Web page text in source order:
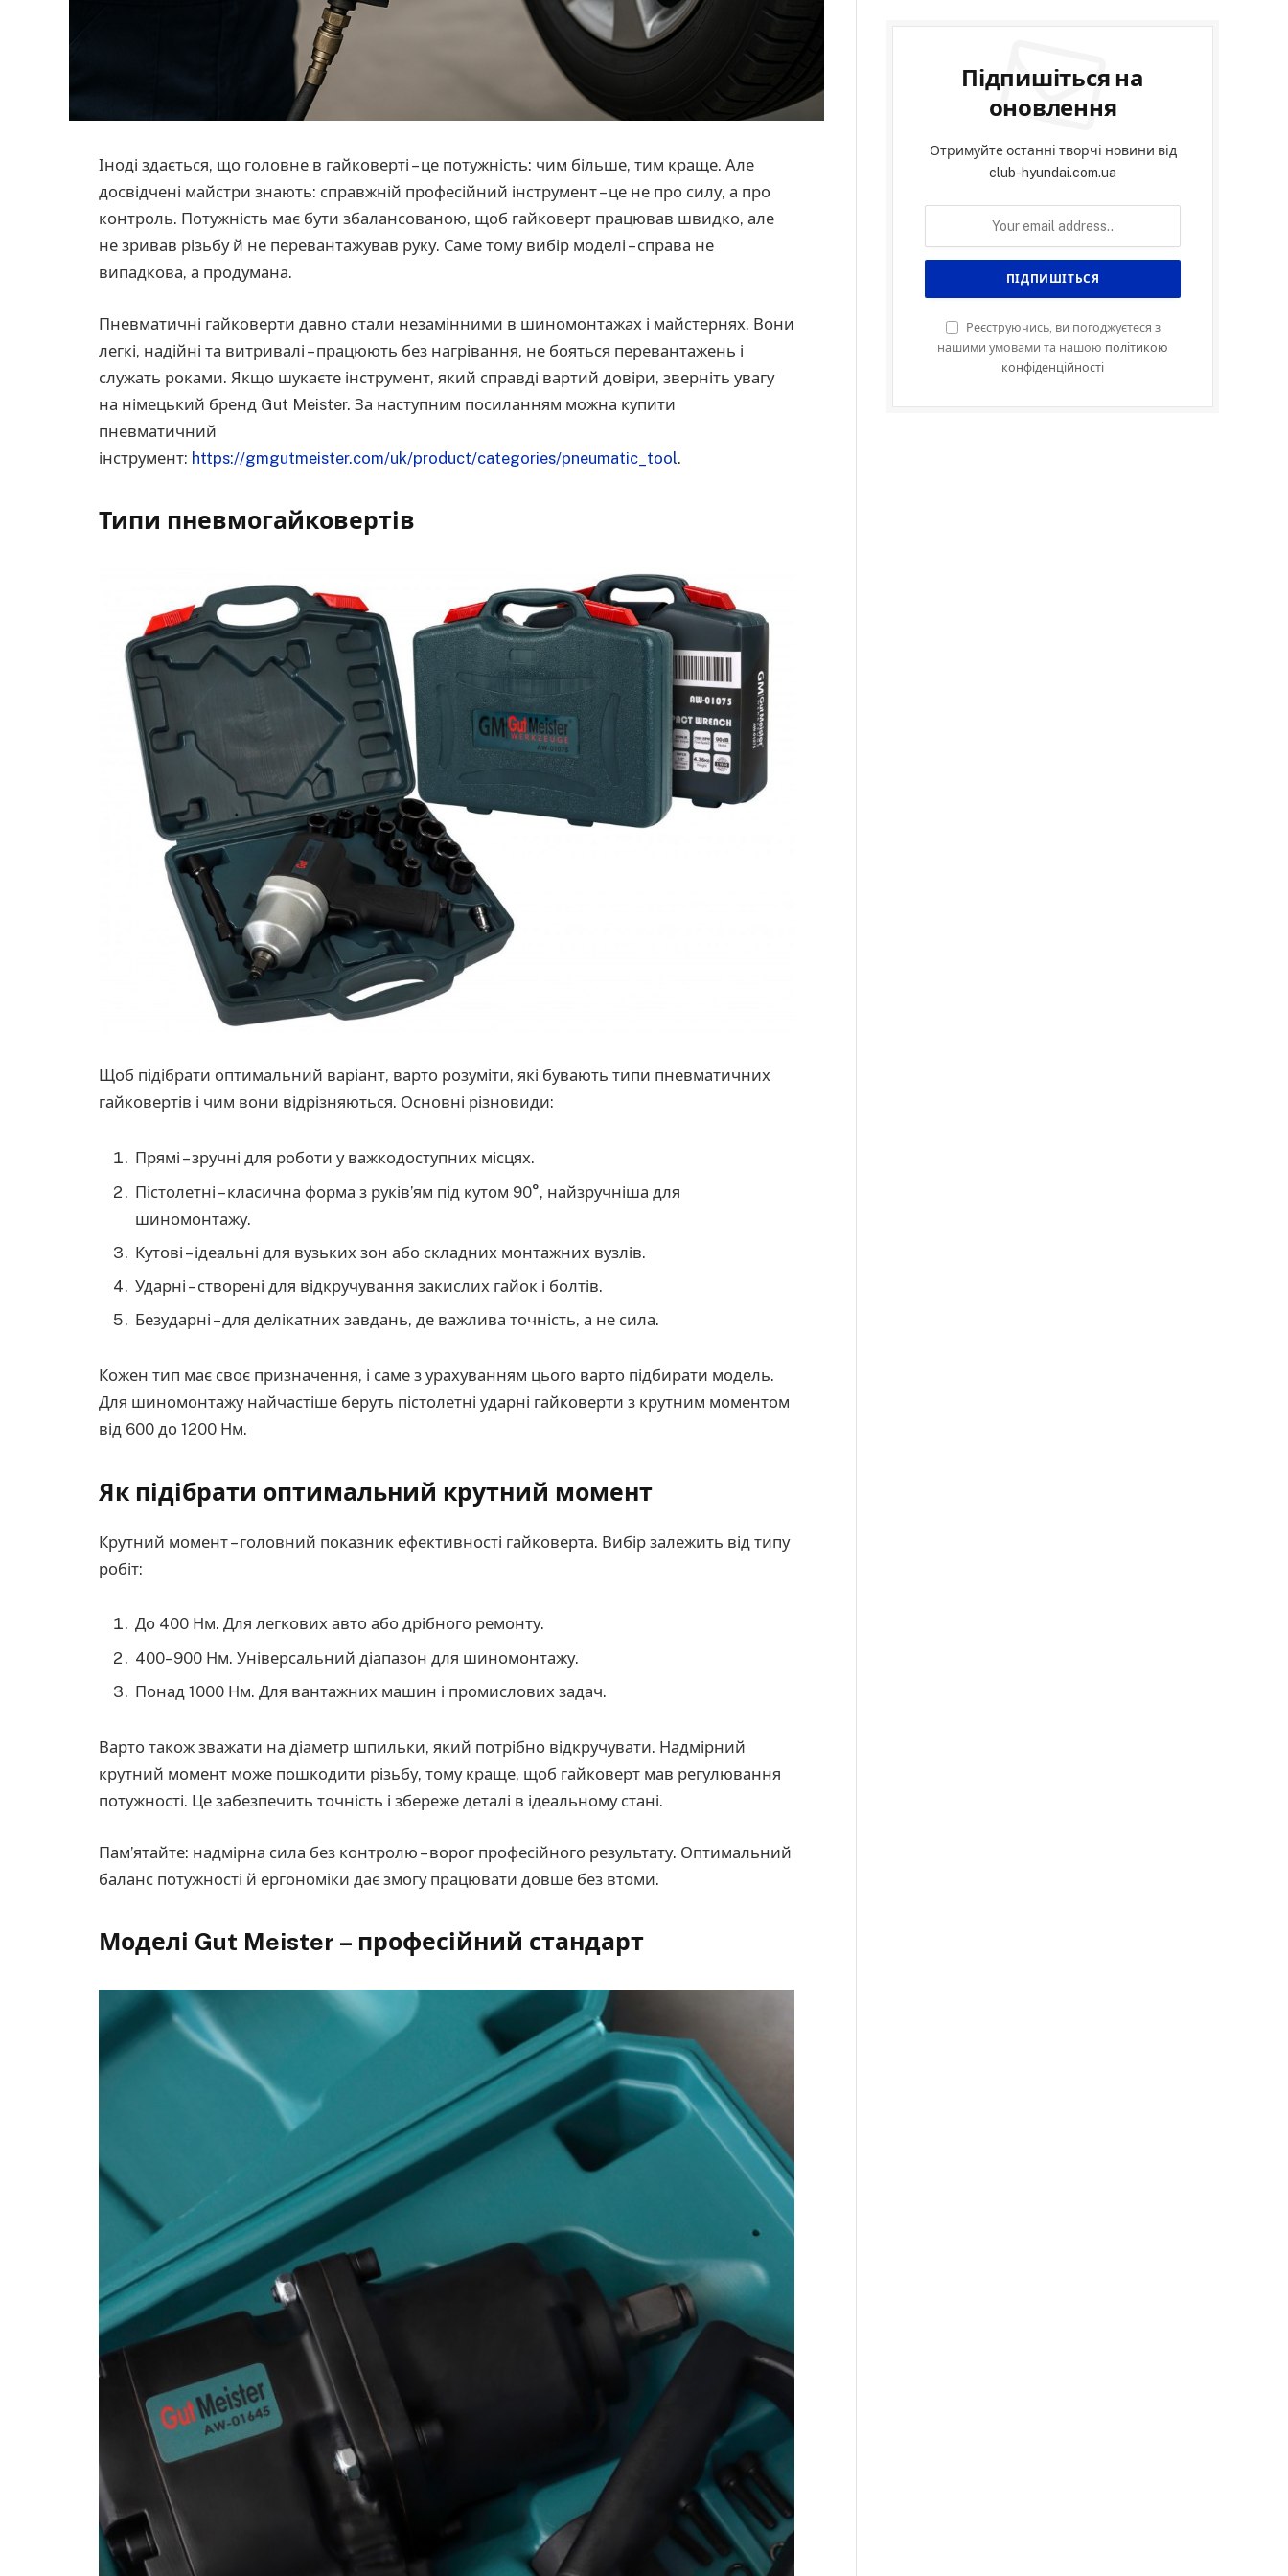
Іноді здається, що головне в гайковерті – це потужність: чим більше, тим краще. Але
досвідчені майстри знають: справжній професійний інструмент – це не про силу, а про
контроль. Потужність має бути збалансованою, щоб гайковерт працював швидко, але
не зривав різьбу й не перевантажував руку. Саме тому вибір моделі – справа не
випадкова, а продумана.
Пневматичні гайковерти давно стали незамінними в шиномонтажах і майстернях. Вони
легкі, надійні та витривалі – працюють без нагрівання, не бояться перевантажень і
служать роками. Якщо шукаєте інструмент, який справді вартий довіри, зверніть увагу
на німецький бренд Gut Meister. За наступним посиланням можна купити
пневматичний
інструмент: https://gmgutmeister.com/uk/product/categories/pneumatic_tool.
Типи пневмогайковертів
Щоб підібрати оптимальний варіант, варто розуміти, які бувають типи пневматичних
гайковертів і чим вони відрізняються. Основні різновиди:
Прямі – зручні для роботи у важкодоступних місцях.
Пістолетні – класична форма з руків’ям під кутом 90°, найзручніша для
шиномонтажу.
Кутові – ідеальні для вузьких зон або складних монтажних вузлів.
Ударні – створені для відкручування закислих гайок і болтів.
Безударні – для делікатних завдань, де важлива точність, а не сила.
Кожен тип має своє призначення, і саме з урахуванням цього варто підбирати модель.
Для шиномонтажу найчастіше беруть пістолетні ударні гайковерти з крутним моментом
від 600 до 1200 Нм.
Як підібрати оптимальний крутний момент
Крутний момент – головний показник ефективності гайковерта. Вибір залежить від типу
робіт:
До 400 Нм. Для легкових авто або дрібного ремонту.
400–900 Нм. Універсальний діапазон для шиномонтажу.
Понад 1000 Нм. Для вантажних машин і промислових задач.
Варто також зважати на діаметр шпильки, який потрібно відкручувати. Надмірний
крутний момент може пошкодити різьбу, тому краще, щоб гайковерт мав регулювання
потужності. Це забезпечить точність і збереже деталі в ідеальному стані.
Пам’ятайте: надмірна сила без контролю – ворог професійного результату. Оптимальний
баланс потужності й ергономіки дає змогу працювати довше без втоми.
Моделі Gut Meister – професійний стандарт
Підпишіться на
оновлення
Отримуйте останні творчі новини від
club-hyundai.com.ua
Реєструючись, ви погоджуєтеся з
нашими умовами та нашою політикою
конфіденційності